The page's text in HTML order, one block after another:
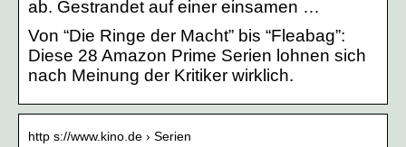
ab. Gestrandet auf einer einsamen …
Von “Die Ringe der Macht” bis “Fleabag”:
Diese 28 Amazon Prime Serien lohnen sich
nach Meinung der Kritiker wirklich.
http s://www.kino.de › Serien